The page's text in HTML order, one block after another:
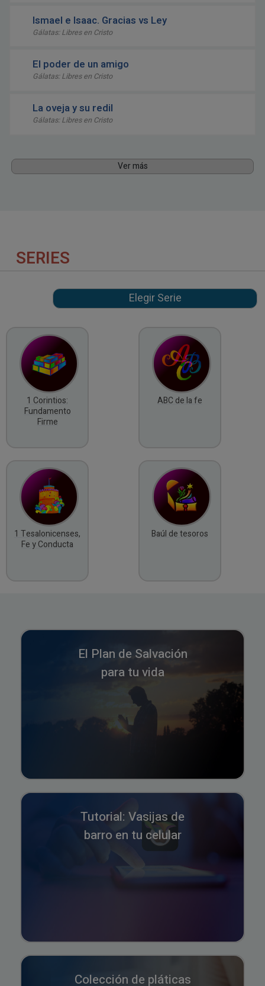
Ismael e Isaac. Gracias vs Ley
Gálatas: Libres en Cristo
El poder de un amigo
Gálatas: Libres en Cristo
La oveja y su redil
Gálatas: Libres en Cristo
Ver más
El Plan de Salvación
para tu vida
Tutorial: Vasijas de
barro en tu celular
Colección de pláticas
SERIES
1 Corintios:
Fundamento
Firme
1 Tesalonicenses,
Fe y Conducta
ABC de la fe
Baúl de tesoros